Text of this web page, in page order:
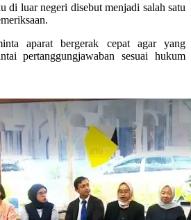
di luar negeri disebut menjadi salah satu
aparat bergerak cepat agar yang
pertanggungjawaban sesuai hukum